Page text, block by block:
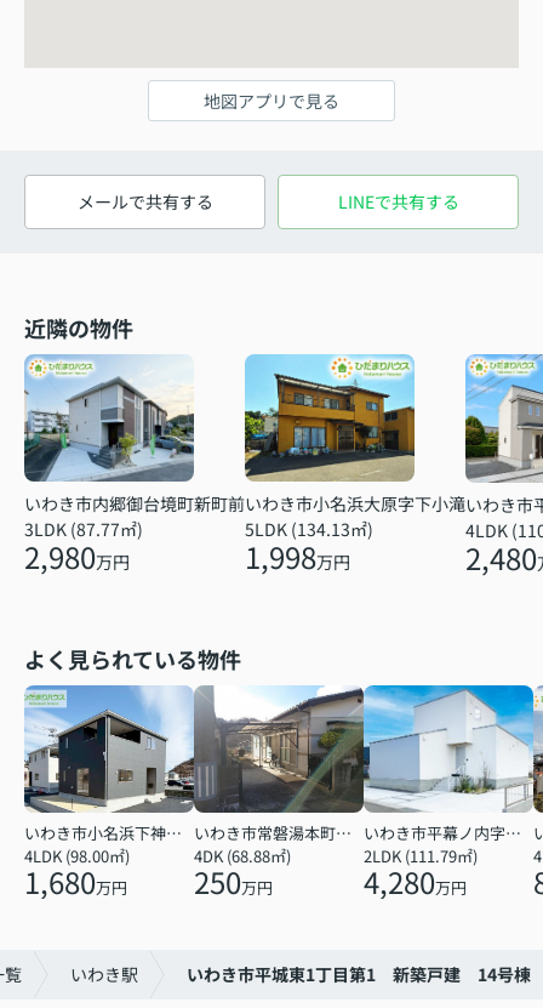
地図アプリで見る
メールで共有する LINEで共有する
近隣の物件
いわき市内郷御台境町新町前
3LDK (87.77㎡)
2,980万円
いわき市小名浜大原字下小滝
5LDK (134.13㎡)
1,998万円
いわき市
4LDK
2,480
よく見られている物件
いわき市小名浜下神白字館ノ腰
4LDK (98.00㎡)
1,680万円
いわき市常磐湯本町天神
4DK (68.88㎡)
250万円
いわき市平幕ノ内字西田
2LDK (111.79㎡)
4,280万円
覧 いわき駅 いわき市平城東1丁目第1 新築戸建 14号棟